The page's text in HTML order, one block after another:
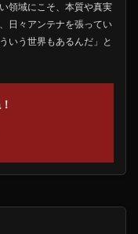
領域にこそ、本質や真実
日々アンテナを張ってい
いう世界もあるんだ」と